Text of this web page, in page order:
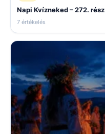
Napi Kvízneked – 272. rész
7 értékelés